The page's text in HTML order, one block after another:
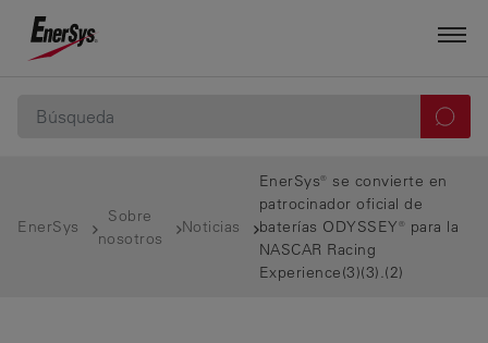
EnerSys
Sobre
nosotros
Noticias
EnerSys® se convierte en
patrocinador oficial de
baterías ODYSSEY® para la
NASCAR Racing
Experience(3)(3).(2)